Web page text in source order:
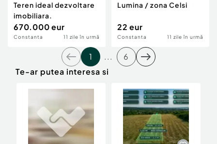
Teren ideal dezvoltare
imobiliara.
670.000 eur
Constanta 11 zile în urmă
Lumina / zona Celsi
22 eur
Constanta 11 zile în urmă
1 ...
6
Te-ar putea interesa si